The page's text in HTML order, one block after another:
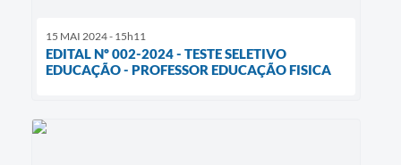
15 MAI 2024 - 15h11
EDITAL Nº 002-2024 - TESTE SELETIVO
EDUCAÇÃO - PROFESSOR EDUCAÇÃO FISICA